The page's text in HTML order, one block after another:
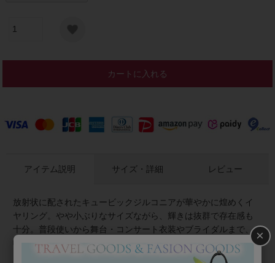
カートに入れる
アイテム説明
放射状に配されたキュービックジルコニアが華やかに煌めくイ
ヤリング。やや小ぶりなサイズながら、輝きは抜群で存在感も
十分。普段使いから舞台・コンサート衣装やブライダルまで、
幅広いシーンにおすすめです。
サイズ・詳細 レビュー
×